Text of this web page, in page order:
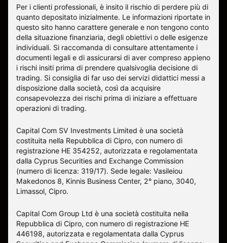
Per i clienti professionali, è insito il rischio di perdere più di
quanto depositato inizialmente. Le informazioni riportate in
questo sito hanno carattere generale e non tengono conto
della situazione finanziaria, degli obiettivi o delle esigenze
individuali. Si raccomanda di consultare attentamente i
documenti legali e di assicurarsi di aver compreso appieno
i rischi insiti prima di prendere qualsivoglia decisione di
trading. Si consiglia di far uso dei servizi didattici messi a
disposizione dalla società, così da acquisire
consapevolezza dei rischi prima di iniziare a effettuare
operazioni di trading.
Capital Com SV Investments Limited è una società
costituita nella Repubblica di Cipro, con numero di
registrazione HE 354252, autorizzata e regolamentata
dalla Cyprus Securities and Exchange Commission
(numero di licenza: 319/17). Sede legale: Vasileiou
Makedonos 8, Kinnis Business Center, 2° piano, 3040,
Limassol, Cipro.
Capital Com Group Ltd è una società costituita nella
Repubblica di Cipro, con numero di registrazione ΗΕ
446198, autorizzata e regolamentata dalla Cyprus